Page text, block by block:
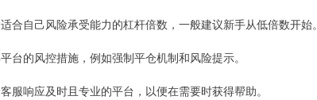
合自己风险承受能力的杠杆倍数，一般建议新手从低倍数开始。
台的风控措施，例如强制平仓机制和风险提示。
服响应及时且专业的平台，以便在需要时获得帮助。